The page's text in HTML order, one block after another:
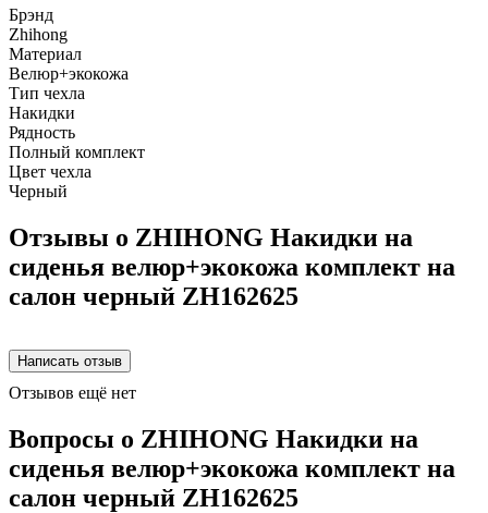
Брэнд
Zhihong
Материал
Велюр+экокожа
Тип чехла
Накидки
Рядность
Полный комплект
Цвет чехла
Черный
Отзывы о ZHIHONG Накидки на
сиденья велюр+экокожа комплект на
салон черный ZH162625
Отзывов ещё нет
Вопросы о ZHIHONG Накидки на
сиденья велюр+экокожа комплект на
салон черный ZH162625